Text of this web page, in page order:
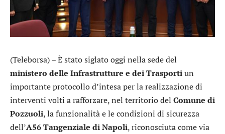
(Teleborsa) – È stato siglato oggi nella sede del
ministero delle Infrastrutture e dei Trasportiun
importante protocollo d’intesa per la realizzazione di
interventi volti a rafforzare, nel territorio del Comune di
Pozzuoli, la funzionalità e le condizioni di sicurezza
dell’A56 Tangenziale di Napoli, riconosciuta come via